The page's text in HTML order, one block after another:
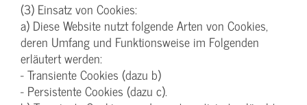
(3) Einsatz von Cookies:
a) Diese Website nutzt folgende Arten von Cookies,
deren Umfang und Funktionsweise im Folgenden
erläutert werden:
- Transiente Cookies (dazu b)
- Persistente Cookies (dazu c).